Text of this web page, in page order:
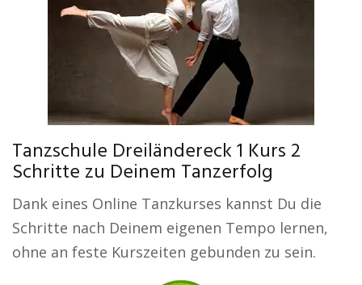
Tanzschule Dreiländereck 1 Kurs 2
Schritte zu Deinem Tanzerfolg
Dank eines Online Tanzkurses kannst Du die
Schritte nach Deinem eigenen Tempo lernen,
ohne an feste Kurszeiten gebunden zu sein.